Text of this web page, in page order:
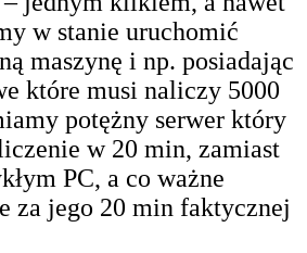
w stanie uruchomić
maszynę i np. posiadając
które musi naliczy 5000
potężny serwer który
w 20 min, zamiast
PC, a co ważne
za jego 20 min faktycznej